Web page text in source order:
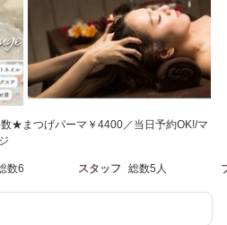
数★まつげパーマ￥4400／当日予約OK!/マ
数6 スタッフ 総数5人